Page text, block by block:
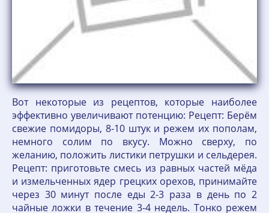
Вот некоторые из рецептов, которые наиболее
эффективно увеличивают потенцию: Рецепт: Берём
свежие помидоры, 8-10 штук и режем их пополам,
немного солим по вкусу. Можно сверху, по
желанию, положить листики петрушки и сельдерея.
Рецепт: приготовьте смесь из равных частей мёда
и измельченных ядер грецких орехов, принимайте
через 30 минут после еды 2-3 раза в день по 2
чайные ложки в течение 3-4 недель. Тонко режем